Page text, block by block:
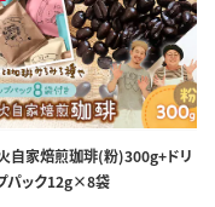
自家焙煎珈琲(粉)300g+ドリ
パック12g×8袋